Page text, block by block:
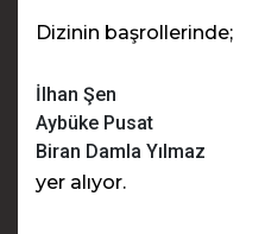
Dizinin başrollerinde;
İlhan Şen
Aybüke Pusat
Biran Damla Yılmaz
yer alıyor.